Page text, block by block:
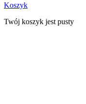
Koszyk
Twój koszyk jest pusty